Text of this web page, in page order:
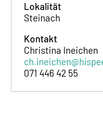
Lokalität
Steinach
Kontakt
Christina Ineichen
071 446 42 55